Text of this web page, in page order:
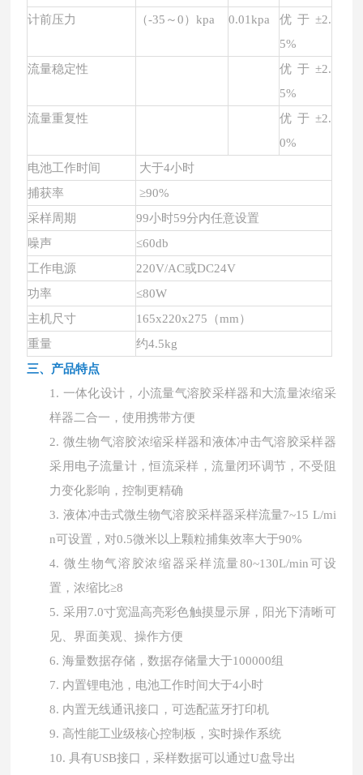
计前压力
（-35 ～0）kpa 0.01kpa 优于±2.
5%
流量稳定性
优于±2.
5%
流量重复性
优于±2.
0%
电池工作时间
大于4小时
捕获率
≥90%
采样周期
99小时59分内任意设置
噪声
≤60db
工作电源
220V/AC或DC24V
功率
≤80W
主机尺寸
165x220x275（mm）
重量
约4.5kg
三、产品特点
1. 一体化设计，小流量气溶胶采样器和大流量浓缩采
样器二合一，使用携带方便
2. 微生物气溶胶浓缩采样器和液体冲击气溶胶采样器
采用电子流量计，恒流采样，流量闭环调节，不受阻
力变化影响，控制更精确
3. 液体冲击式微生物气溶胶采样器采样流量7~15 L/mi
n可设置，对0.5微米以上颗粒捕集效率大于90%
4.微生物气溶胶浓缩器采样流量80~130L/min可设
置，浓缩比≥8
5. 采用 7.0寸宽温高亮彩色触摸显示屏，阳光下清晰可
见、界面美观、操作方便
6.海量数据存储，数据存储量大于100000组
7. 内置锂电池，电池工作时间大于4小时
8. 内置无线通讯接口，可选配蓝牙打印机
9. 高性能工业级核心控制板，实时操作系统
10.具有USB接口，采样数据可以通过U盘导出